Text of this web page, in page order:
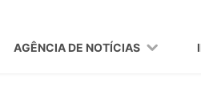
AGÊNCIA DE NOTÍCIAS